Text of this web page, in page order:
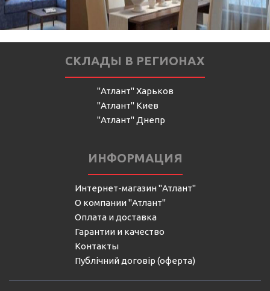
СКЛАДЫ В РЕГИОНАХ
"Атлант" Харьков
"Атлант" Киев
"Атлант" Днепр
ИНФОРМАЦИЯ
Интернет-магазин "Атлант"
О компании "Атлант"
Оплата и доставка
Гарантии и качество
Контакты
Публічний договір (оферта)